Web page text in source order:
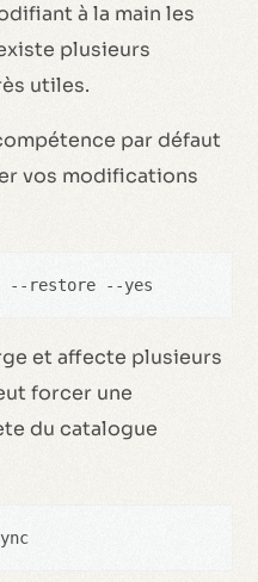
à la main les
plusieurs
utiles.
par défaut
vos modifications
--restore --yes
et affecte plusieurs
forcer une
du catalogue